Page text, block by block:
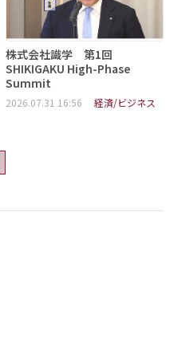
株式会社識学 第1回
SHIKIGAKU High-Phase
Summit
2026.07.31 16:56 経済/ビジネス